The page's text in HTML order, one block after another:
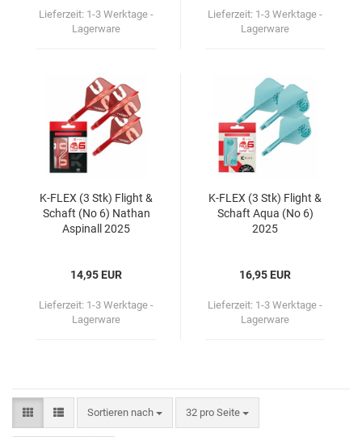
Lieferzeit: 1-3 Werktage -
Lagerware
Lieferzeit: 1-3 Werktage -
Lagerware
K-​FLEX (3 Stk) Flight &
Schaft (No 6) Na­than
Aspi­nall 2025
14,95 EUR
Lieferzeit: 1-3 Werktage -
Lagerware
K-​FLEX (3 Stk) Flight &
Schaft Aqua (No 6)
2025
16,95 EUR
Lieferzeit: 1-3 Werktage -
Lagerware
Sortieren nach 32 pro Seite